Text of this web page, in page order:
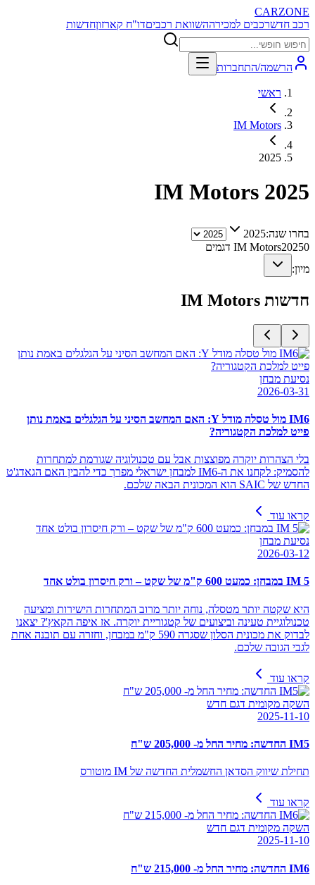
CARZONE
רכב חדשרכבים למכירההשוואת רכביםדו"ח קארזוןחדשות
הרשמה/התחברות
ראשי
IM Motors
2025
IM Motors 2025
בחרו שנה:2025
IM Motors20250
דגמים
מיון:
חדשות IM Motors
נסיעת מבחן
2026-03-31
IM6 מול טסלה מודל Y: האם המחשב הסיני על הגלגלים באמת נותן
פייט למלכת הקטגוריה?
בלי הצהרות יוקרה מפוצצות אבל עם טכנולוגיה שגורמת למתחרות
להסמיק: לקחנו את ה-IM6 למבחן ישראלי מפרך כדי להבין האם הגאדג'ט
החדש של SAIC הוא המכונית הבאה שלכם.
קראו עוד
נסיעת מבחן
2026-03-12
IM 5 במבחן: כמעט 600 ק"מ של שקט – ורק חיסרון בולט אחד
היא שקטה יותר מטסלה, נוחה יותר מרוב המתחרות הישירות ומציעה
טכנולוגיית טעינה וביצועים של קטגוריית יוקרה. אז איפה הקאץ'? יצאנו
לבדוק את מכונית הסלון שסגרה 590 ק"מ במבחן, וחזרה עם תובנה אחת
לגבי הגובה שלכם.
קראו עוד
השקה מקומית דגם חדש
2025-11-10
IM5 החדשה: מחיר החל מ- 205,000 ש"ח
תחילת שיווק הסדאן החשמלית החדשה של IM מוטורס
קראו עוד
השקה מקומית דגם חדש
2025-11-10
IM6 החדשה: מחיר החל מ- 215,000 ש"ח